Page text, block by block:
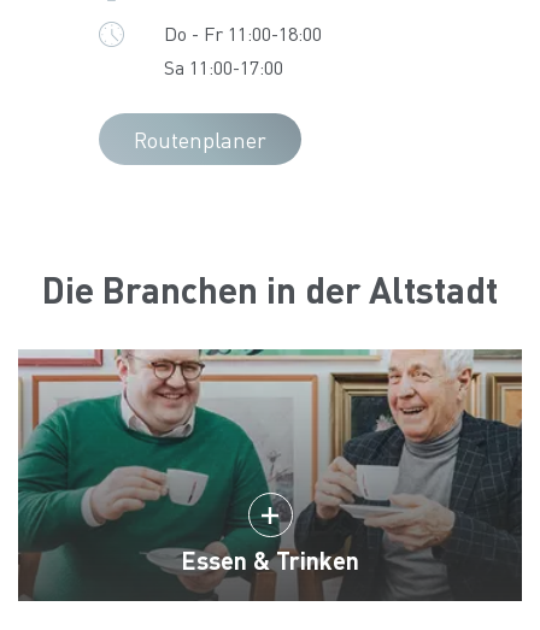
Do - Fr 11:00-18:00
Sa 11:00-17:00
Routenplaner
Die Branchen in der Altstadt
Essen & Trinken